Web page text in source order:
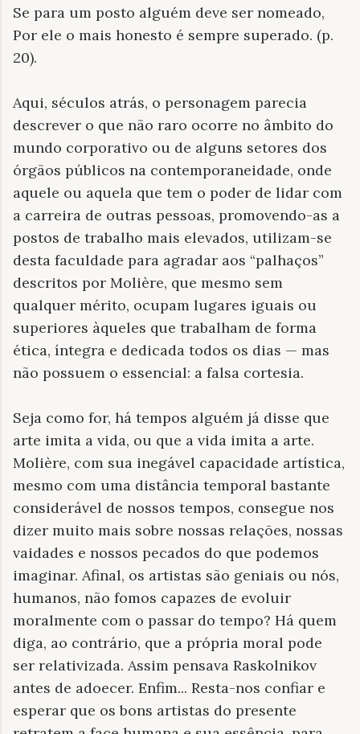
Se para um posto alguém deve ser nomeado,
Por ele o mais honesto é sempre superado. (p.
20).
Aqui, séculos atrás, o personagem parecia
descrever o que não raro ocorre no âmbito do
mundo corporativo ou de alguns setores dos
órgãos públicos na contemporaneidade, onde
aquele ou aquela que tem o poder de lidar com
a carreira de outras pessoas, promovendo-as a
postos de trabalho mais elevados, utilizam-se
desta faculdade para agradar aos “palhaços”
descritos por Molière, que mesmo sem
qualquer mérito, ocupam lugares iguais ou
superiores àqueles que trabalham de forma
ética, íntegra e dedicada todos os dias — mas
não possuem o essencial: a falsa cortesia.
Seja como for, há tempos alguém já disse que
arte imita a vida, ou que a vida imita a arte.
Molière, com sua inegável capacidade artística,
mesmo com uma distância temporal bastante
considerável de nossos tempos, consegue nos
dizer muito mais sobre nossas relações, nossas
vaidades e nossos pecados do que podemos
imaginar. Afinal, os artistas são geniais ou nós,
humanos, não fomos capazes de evoluir
moralmente com o passar do tempo? Há quem
diga, ao contrário, que a própria moral pode
ser relativizada. Assim pensava Raskolnikov
antes de adoecer. Enfim... Resta-nos confiar e
esperar que os bons artistas do presente